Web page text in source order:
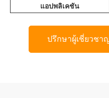
แอปพลิเคชัน
ปรึกษาผู้เชี่ยวช